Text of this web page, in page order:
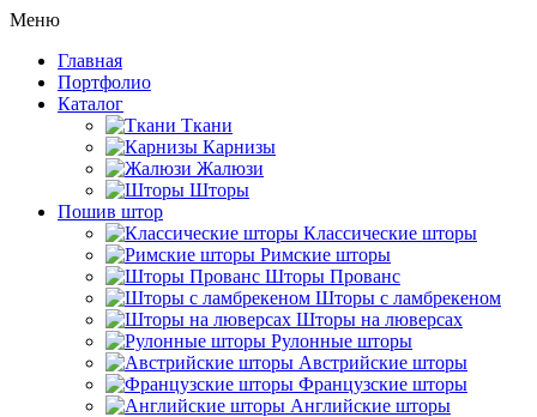
Меню
Главная
Портфолио
Каталог
Ткани
Карнизы
Жалюзи
Шторы
Пошив штор
Классические шторы
Римские шторы
Шторы Прованс
Шторы с ламбрекеном
Шторы на люверсах
Рулонные шторы
Австрийские шторы
Французские шторы
Английские шторы